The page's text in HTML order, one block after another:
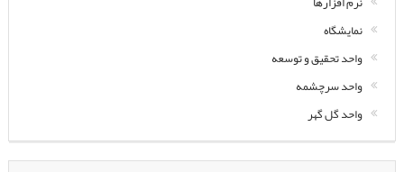
نمایشگاه
واحد تحقیق و توسعه
واحد سرچشمه
واحد گل گهر